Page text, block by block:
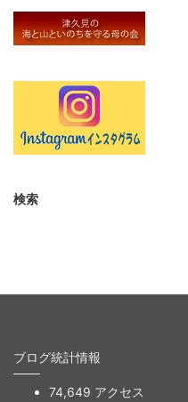
検索
ブログ統計情報
74,649 アクセス